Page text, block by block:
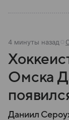
4 минуты назад
Омска
Даниил